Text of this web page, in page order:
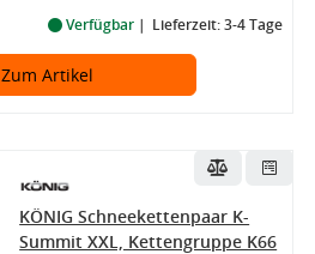
Verfügbar Lieferzeit: 3-4 Tage
Zum Artikel
KÖNIG Schneekettenpaar K-
Summit XXL, Kettengruppe K66